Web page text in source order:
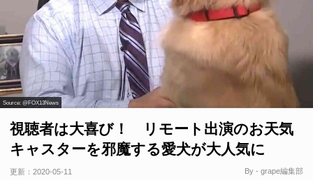
Source: @FOX13News
視聴者は大喜び！ リモート出演のお天気
キャスターを邪魔する愛犬が大人気に
更新： 2020-05-11 By - grape編集部